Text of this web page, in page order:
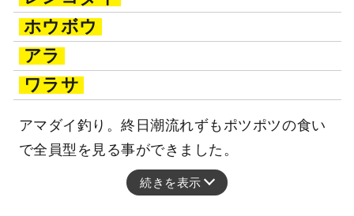
ホウボウ
アラ
ワラサ
アマダイ釣り。終日潮流れずもポツポツの食い
で全員型を見る事ができました。
続きを表示